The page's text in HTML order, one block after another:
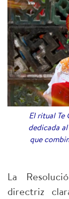
El ritual Te
dedicada
que
La
directriz